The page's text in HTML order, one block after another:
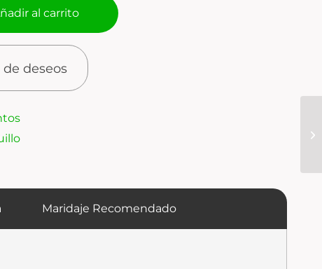
al carrito
deseos
Maridaje Recomendado